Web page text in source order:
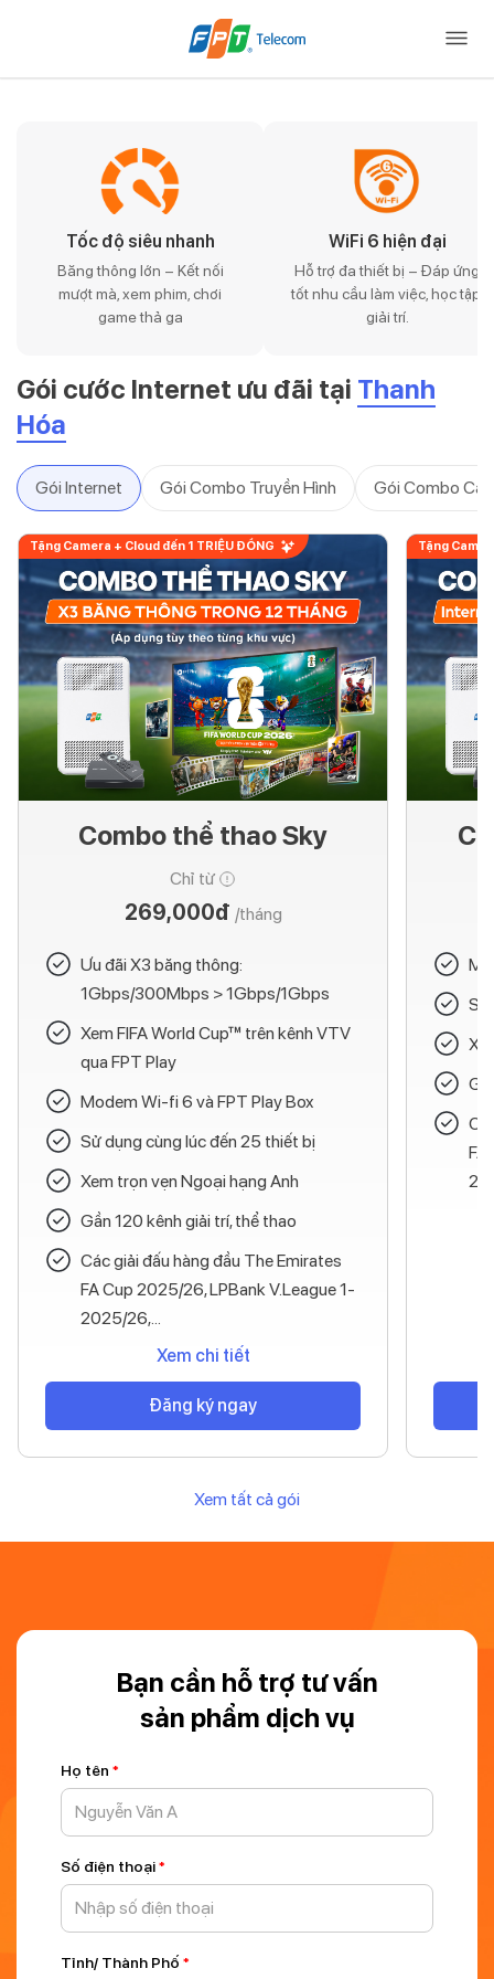
Tốc độ siêu nhanh
Băng thông lớn – Kết nối
mượt mà, xem phim, chơi
game thả ga
WiFi 6 hiện đại
Hỗ trợ đa thiết bị – Đáp ứng
tốt nhu cầu làm việc, học tập,
giải trí.
Gói cước Internet ưu đãi tại Thanh
Hóa
Gói Internet Gói Combo Truyền Hình Gói Combo
Tặng Camera + Cloud đến 1 TRIỆU ĐỒNG
Combo thể thao Sky
Chỉ từ
269,000đ /tháng
Ưu đãi X3 băng thông:
1Gbps/300Mbps > 1Gbps/1Gbps
Xem FIFA World Cup™ trên kênh VTV
qua FPT Play
Modem Wi-fi 6 và FPT Play Box
Sử dụng cùng lúc đến 25 thiết bị
Xem trọn vẹn Ngoại hạng Anh
Gần 120 kênh giải trí, thể thao
Các giải đấu hàng đầu The Emirates
FA Cup 2025/26, LPBank V.League 1-
2025/26,...
Xem chi tiết
Đăng ký ngay
Tặng
Sử
FA
Xem tất cả gói
Bạn cần hỗ trợ tư vấn
sản phẩm dịch vụ
Họ tên *
Số điện thoại*
Tỉnh/ Thành Phố *